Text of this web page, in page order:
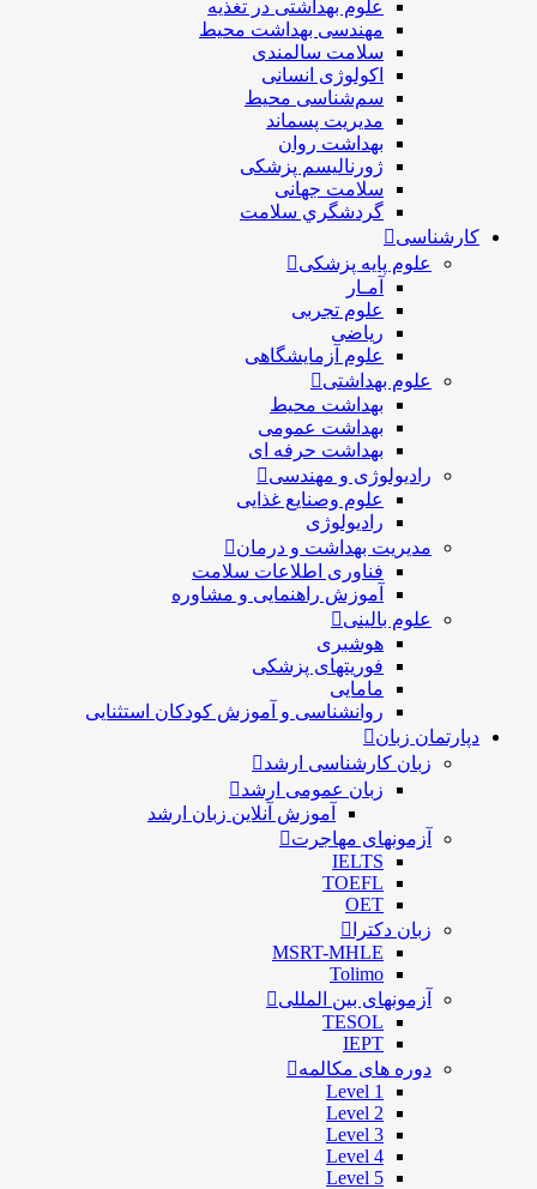
علوم بهداشتی در تغذیه
مهندسی بهداشت محيط
سلامت سالمندی
اکولوژی انسانی
سم‌شناسی محیط
مدیریت پسماند
بهداشت روان
ژورنالیسم پزشکی
سلامت جهانی
گردشگري سلامت
کارشناسی
علوم پایه پزشکی
آمـار
علوم تجربی
ریاضی
علوم آزمایشگاهی
علوم بهداشتی
بهداشت محیط
بهداشت عمومی
بهداشت حرفه ای
رادیولوژی و مهندسی
علوم وصنایع غذایی
رادیولوژی
مدیریت بهداشت و درمان
فناوری اطلاعات سلامت
آموزش راهنمایی و مشاوره
علوم بالینی
هوشبری
فوریتهای پزشکی
مامایی
روانشناسی و آموزش کودکان استثنایی
دپارتمان زبان
زبان کارشناسی ارشد
زبان عمومی ارشد
آموزش آنلاین زبان ارشد
آزمونهای مهاجرت
IELTS
TOEFL
OET
زبان دکترا
MSRT-MHLE
Tolimo
آزمونهای بین المللی
TESOL
IEPT
دوره های مکالمه
Level 1
Level 2
Level 3
Level 4
Level 5